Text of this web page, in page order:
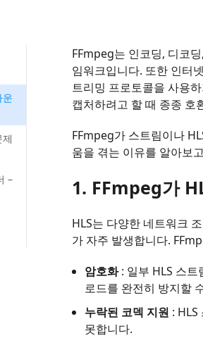
운
–
FFmpeg는 인코딩, 디코
임워크입니다. 또한 인터
트리밍 프로토콜을 사용
캡처하려고 할 때 종종 호
FFmpeg가 스트림이나
움을 겪는 이유를 알아보
1. FFmpeg가
HLS는 다양한 네트워크
가 자주 발생합니다.
암호화: 일부 HLS 스트
로드를 완전히 방지할
누락된 코덱 지원 :
못합니다.